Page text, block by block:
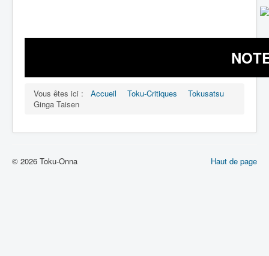
Vous êtes ici : Accueil Toku-Critiques
Tokusatsu
Ginga Taisen
Haut de page
© 2026 Toku-Onna